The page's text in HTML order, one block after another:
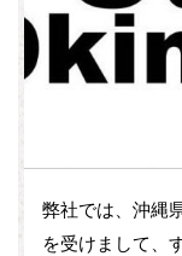
弊社では、沖縄
を受けまして、